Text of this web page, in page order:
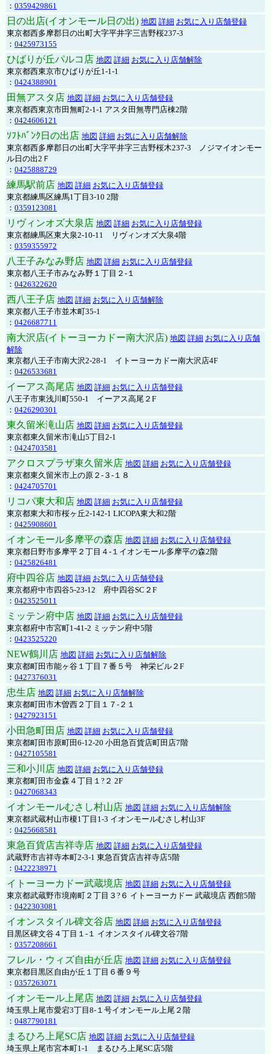
： 0359429861
日の出店(イオンモール日の出) 地図 詳細 お気に入り店舗登録
東京都西多摩郡日の出町大字平井字三吉野桜237-3
： 0425973155
ひばりが丘パルコ店 地図 詳細 お気に入り店舗解除
東京都西東京市ひばりが丘1-1-1
： 0424388901
田無アスタ店 地図 詳細 お気に入り店舗登録
東京都西東京市田無町2-1-1 アスタ田無専門店棟2階
： 0424606121
ｿﾌﾄﾊﾞﾝｸ日の出店 地図 詳細 お気に入り店舗解除
東京都西多摩郡日の出町大字平井字三吉野桜木237-3 ノジマイオンモー
ル日の出2Ｆ
： 0425888729
練馬駅前店 地図 詳細 お気に入り店舗登録
東京都練馬区練馬1丁目3-10 2階
： 0359123081
リヴィンオズ大泉店 地図 詳細 お気に入り店舗登録
東京都練馬区東大泉2-10-11 リヴィンオズ大泉4階
： 0359355972
八王子みなみ野店 地図 詳細 お気に入り店舗登録
東京都八王子市みなみ野１丁目２-１
： 0426322620
西八王子店 地図 詳細 お気に入り店舗解除
東京都八王子市並木町35-1
： 0426687711
南大沢店(イトーヨーカドー南大沢店) 地図 詳細 お気に入り店舗
解除
東京都八王子市南大沢2-28-1 イトーヨーカドー南大沢店4F
： 0426533681
イーアス高尾店 地図 詳細 お気に入り店舗登録
八王子市東浅川町550-1 イーアス高尾２F
： 0426290301
東久留米滝山店 地図 詳細 お気に入り店舗登録
東京都東久留米市滝山5丁目2-1
： 0424703581
アクロスプラザ東久留米店 地図 詳細 お気に入り店舗登録
東京都東久留米市上の原２-３-１８
： 0424705701
リコパ東大和店 地図 詳細 お気に入り店舗登録
東京都東大和市桜ヶ丘2-142-1 LICOPA東大和2階
： 0425908601
イオンモール多摩平の森店 地図 詳細 お気に入り店舗登録
東京都日野市多摩平２丁目４-１イオンモール多摩平の森2階
： 0425826481
府中四谷店 地図 詳細 お気に入り店舗登録
東京都府中市四谷5-23-12 府中四谷SC２F
： 0423525011
ミッテン府中店 地図 詳細 お気に入り店舗登録
東京都府中市宮町1-41-2 ミッテン府中5階
： 0423525220
NEW鶴川店 地図 詳細 お気に入り店舗解除
東京都町田市能ヶ谷１丁目７番５号 神栄ビル２F
： 0427376031
忠生店 地図 詳細 お気に入り店舗解除
東京都町田市木曽西２丁目１７-２１
： 0427923151
小田急町田店 地図 詳細 お気に入り店舗登録
東京都町田市原町田6-12-20 小田急百貨店町田店7階
： 0427105581
三和小川店 地図 詳細 お気に入り店舗登録
東京都町田市金森４丁目１?２ 2F
： 0427068343
イオンモールむさし村山店 地図 詳細 お気に入り店舗解除
東京都武蔵村山市榎1丁目1-3 イオンモールむさし村山3F
： 0425668581
東急百貨店吉祥寺店 地図 詳細 お気に入り店舗登録
武蔵野市吉祥寺本町2-3-1 東急百貨店吉祥寺店5階
： 0422238971
イトーヨーカドー武蔵境店 地図 詳細 お気に入り店舗登録
東京都武蔵野市境南町２丁目３?６ イトーヨーカドー 武蔵境店 西館5階
： 0422303081
イオンスタイル碑文谷店 地図 詳細 お気に入り店舗登録
目黒区碑文谷４丁目１-１ イオンスタイル碑文谷7階
： 0357208661
フレル・ウィズ自由が丘店 地図 詳細 お気に入り店舗登録
東京都目黒区自由が丘１丁目６番９号
： 0357263071
イオンモール上尾店 地図 詳細 お気に入り店舗登録
埼玉県上尾市愛宕3丁目8-１号イオンモール上尾２階
： 0487790181
まるひろ上尾SC店 地図 詳細 お気に入り店舗登録
埼玉県上尾市宮本町1-1 まるひろ上尾SC店5階